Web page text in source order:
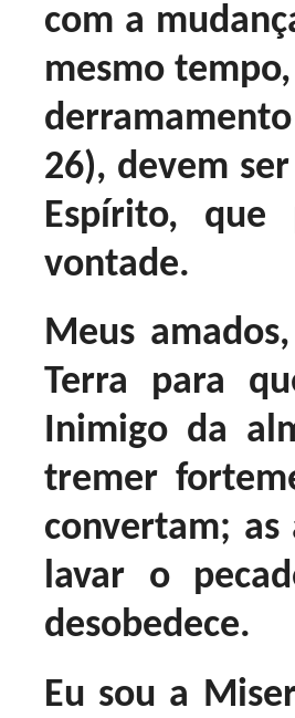
com a
mesmo
26), devem
Espírito,
vontade.
Meus
Terra para
Inimigo da
tremer
convertam; as
lavar o
desobedece.
Eu sou a